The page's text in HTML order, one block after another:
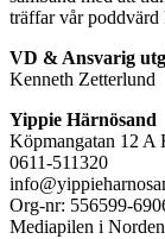
träffar vår poddvärd
VD & Ansvarig
Kenneth Zetterlund
Yippie Härnösand
Köpmangatan 12 A
0611-511320
Org-nr: 556599-
Mediapilen i